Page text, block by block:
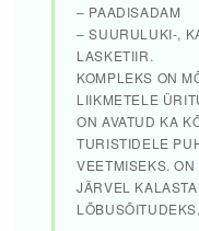
– PAADISADAM
– SUURULUKI-,
LASKETIIR.
KOMPLEKS ON
LIIKMETELE
ON AVATUD KA
TURISTIDELE
VEETMISEKS.
JÄRVEL
LÕBUSÕITUDEKS.